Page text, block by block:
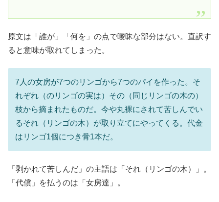
原文は「誰が」「何を」の点で曖昧な部分はない。直訳す
ると意味が取れてしまった。
7人の女房が7つのリンゴから7つのパイを作った。そ
れぞれ（のリンゴの実は）その（同じリンゴの木の）
枝から摘まれたものだ。今や丸裸にされて苦しんでい
るそれ（リンゴの木）が取り立てにやってくる。代金
はリンゴ1個につき骨1本だ。
「剥かれて苦しんだ」の主語は「それ（リンゴの木）」。
「代償」を払うのは「女房達」。